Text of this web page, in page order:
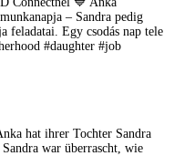
hat ihrer Tochter Sandra
war überrascht, wie